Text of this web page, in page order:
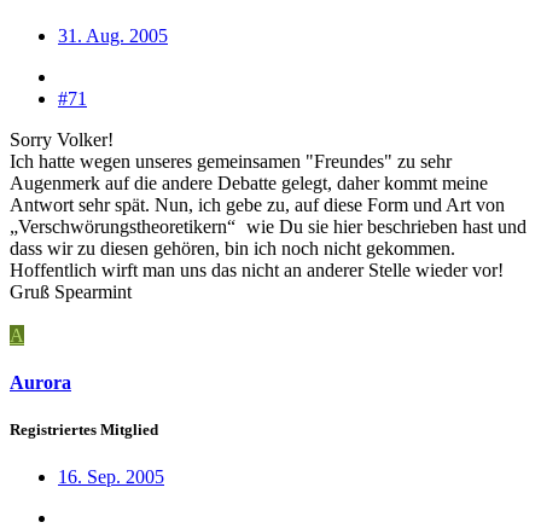
31. Aug. 2005
#71
Sorry Volker!
Ich hatte wegen unseres gemeinsamen "Freundes" zu sehr
Augenmerk auf die andere Debatte gelegt, daher kommt meine
Antwort sehr spät. Nun, ich gebe zu, auf diese Form und Art von
„Verschwörungstheoretikern“ wie Du sie hier beschrieben hast und
dass wir zu diesen gehören, bin ich noch nicht gekommen.
Hoffentlich wirft man uns das nicht an anderer Stelle wieder vor!
Gruß Spearmint
A
Aurora
Registriertes Mitglied
16. Sep. 2005